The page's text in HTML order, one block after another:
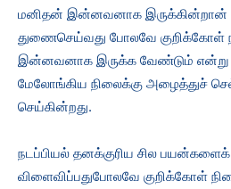
மனிதன் இன்னவனாக இருக்கின்றான்
துணைசெய்வது போலவே குறிக்கோள்
இன்னவனாக இருக்க வேண்டும் என்று
மேலோங்கிய நிலைக்கு அழைத்துச்
செய்கின்றது.
நடப்பியல் தனக்குரிய சில
விளைவிப்பதுபோலவே குறிக்கோள்